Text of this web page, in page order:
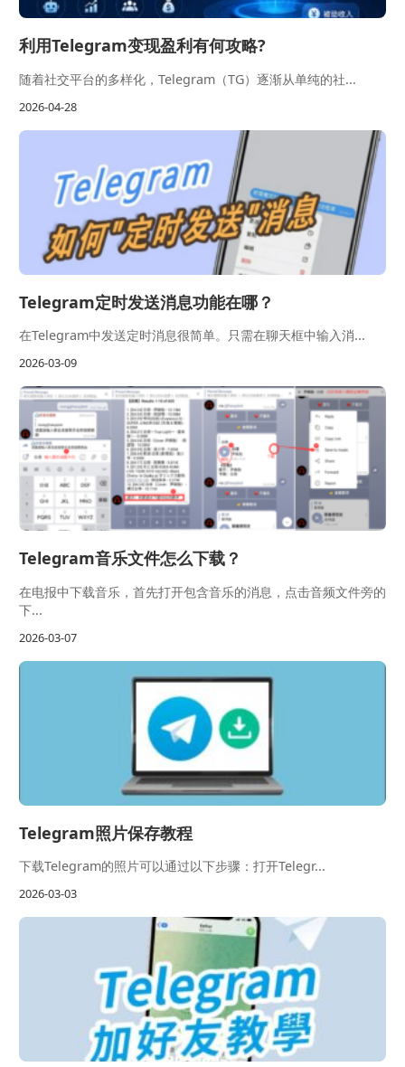
利用Telegram变现盈利有何攻略?
随着社交平台的多样化，Telegram（TG）逐渐从单纯的社...
2026-04-28
Telegram定时发送消息功能在哪？
在Telegram中发送定时消息很简单。只需在聊天框中输入消...
2026-03-09
Telegram音乐文件怎么下载？
在电报中下载音乐，首先打开包含音乐的消息，点击音频文件旁的
下...
2026-03-07
Telegram照片保存教程
下载Telegram的照片可以通过以下步骤：打开Telegr...
2026-03-03